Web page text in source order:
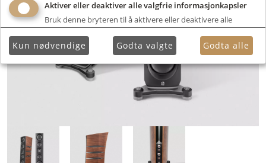
Aktiver eller deaktiver alle valgfrie informasjonkapsler
Bruk denne bryteren til å aktivere eller deaktivere alle
Kun nødvendige Godta valgte Godta alle